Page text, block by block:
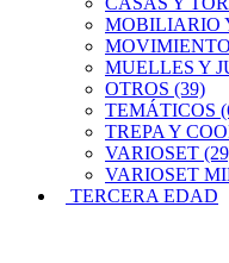
MOBILIARIO
MUELLES Y
OTROS (39)
TEMÁTICOS
TREPA Y
VARIOSET
VARIOSET
TERCERA EDAD